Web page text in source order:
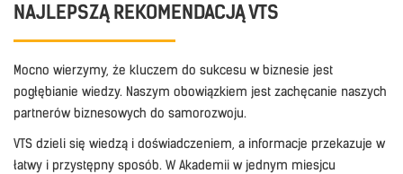
NAJLEPSZĄ REKOMENDACJĄ VTS
Mocno wierzymy, że kluczem do sukcesu w biznesie jest
pogłębianie wiedzy. Naszym obowiązkiem jest zachęcanie naszych
partnerów biznesowych do samorozwoju.
VTS dzieli się wiedzą i doświadczeniem, a informacje przekazuje w
łatwy i przystępny sposób. W Akademii w jednym miesjcu